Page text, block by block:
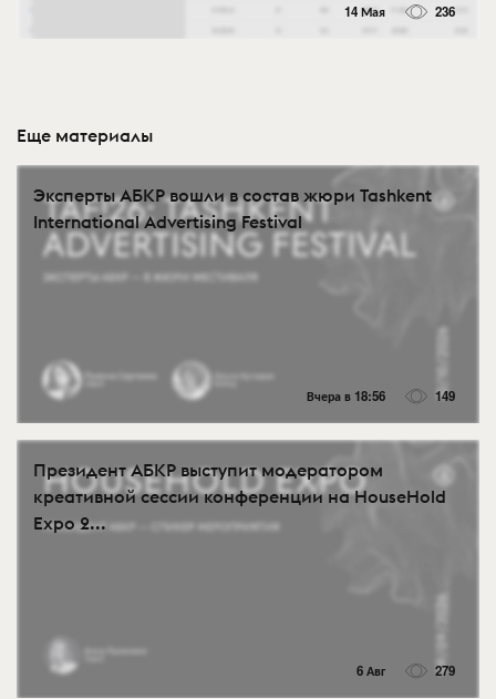
14 Мая 236
Еще материалы
Эксперты АБКР вошли в состав жюри Tashkent
International Advertising Festival
Вчера в 18:56 149
Президент АБКР выступит модератором
креативной сессии конференции на HouseHold
Expo 2...
6 Авг 279